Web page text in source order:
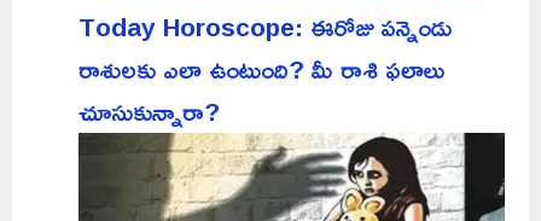
Today Horoscope: ఈరోజు పన్నెండు
రాశులకు ఎలా ఉంటుంది? మీ రాశి ఫలాలు
చూసుకున్నారా?